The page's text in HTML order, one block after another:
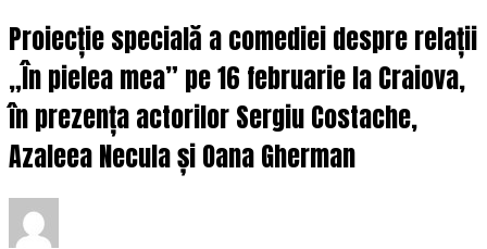
Proiecție specială a comediei despre relații
„În pielea mea” pe 16 februarie la Craiova,
în prezența actorilor Sergiu Costache,
Azaleea Necula și Oana Gherman